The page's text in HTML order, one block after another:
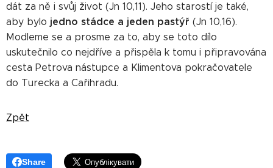
dát za ně i svůj život (Jn 10,11). Jeho starostí je také,
aby bylo jedno stádce a jeden pastýř (Jn 10,16).
Modleme se a prosme za to, aby se toto dílo
uskutečnilo co nejdříve a přispěla k tomu i připravována
cesta Petrova nástupce a Klimentova pokračovatele
do Turecka a Cařihradu.
Zpět
Share